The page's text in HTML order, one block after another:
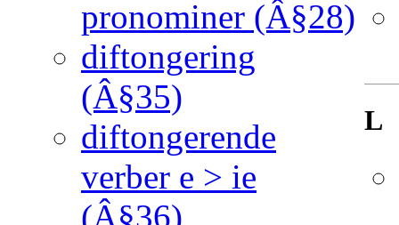
pronominer (Â§28)
diftongering
(Â§35)
diftongerende
verber e > ie
(Â§36)
L